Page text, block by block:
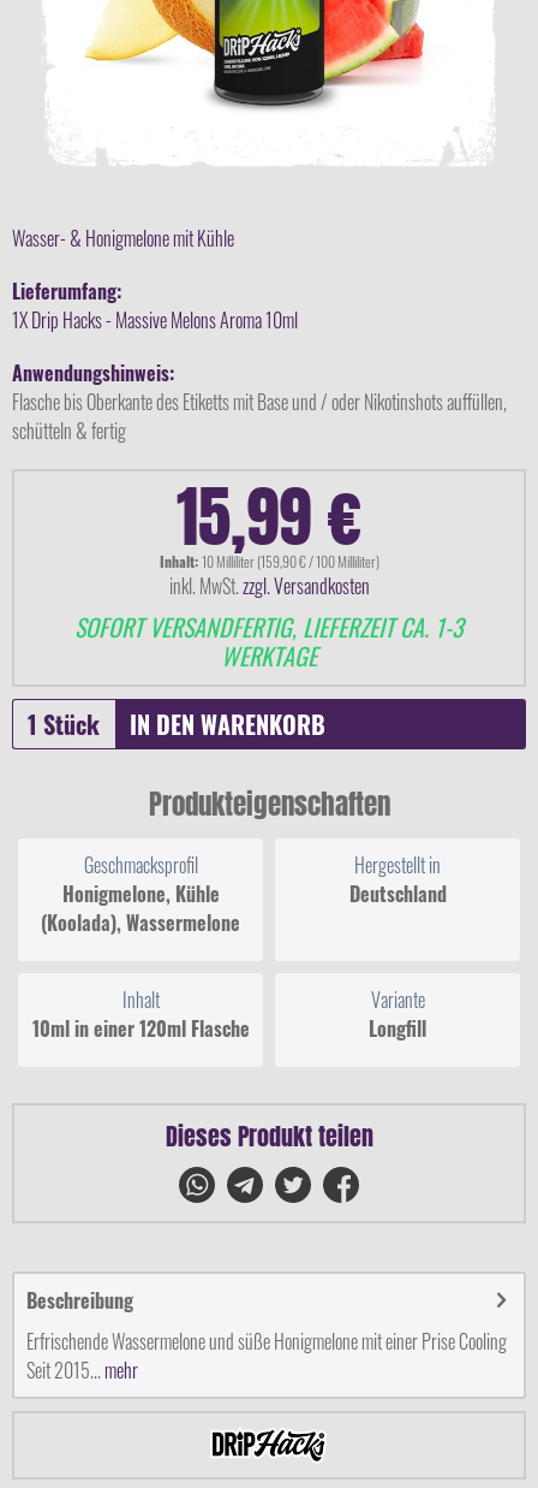
Wasser- & Honigmelone mit Kühle
Lieferumfang:
1X Drip Hacks - Massive Melons Aroma 10ml
Anwendungshinweis:
Flasche bis Oberkante des Etiketts mit Base und / oder Nikotinshots auffüllen,
schütteln & fertig
15,99 €
Inhalt:10 Milliliter (159,90 € / 100 Milliliter)
inkl. MwSt.zzgl. Versandkosten
SOFORT VERSANDFERTIG, LIEFERZEIT CA. 1-3
WERKTAGE
IN DEN WARENKORB
Produkteigenschaften
Geschmacksprofil
Honigmelone, Kühle
(Koolada), Wassermelone
Hergestellt in
Deutschland
Inhalt
10ml in einer 120ml Flasche
Variante
Longfill
Dieses Produkt teilen
Beschreibung
Erfrischende Wassermelone und süße Honigmelone mit einer Prise Cooling
Seit 2015...mehr